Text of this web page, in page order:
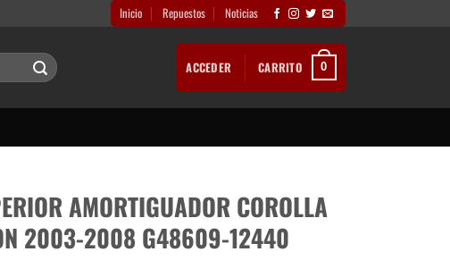
Inicio Repuestos Noticias
ACCEDER CARRITO 0
AMORTIGUADOR COROLLA
2003-2008 G48609-12440